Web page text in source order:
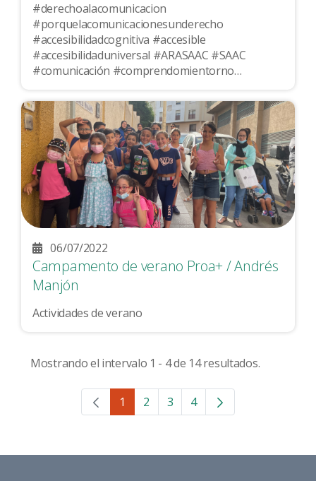
#derechoalacomunicacion
#porquelacomunicacionesunderecho
#accesibilidadcognitiva #accesible
#accesibilidaduniversal #ARASAAC #SAAC
#comunicación #comprendomientorno
06/07/2022
Campamento de verano Proa+ / Andrés
Manjón
Actividades de verano
Mostrando el intervalo 1 - 4 de 14 resultados.
Página
1 Página
2 Página
3 Página
4